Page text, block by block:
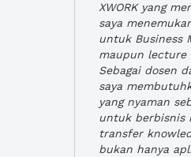
XWORK yang
saya
untuk Business
maupun lecture
Sebagai dosen
saya
yang nyaman
untuk berbisnis
transfer
bukan hanya